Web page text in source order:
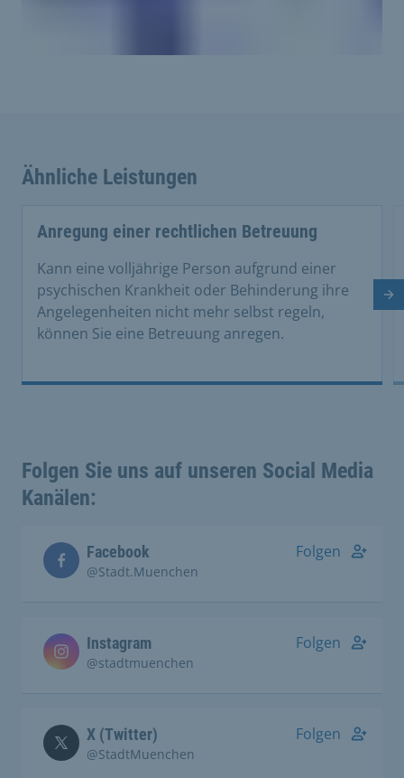
Ähnliche Leistungen
Anregung einer rechtlichen Betreuung
Kann eine volljährige Person aufgrund einer
psychischen Krankheit oder Behinderung ihre
Angelegenheiten nicht mehr selbst regeln,
können Sie eine Betreuung anregen.
Folgen Sie uns auf unseren Social Media
Kanälen:
Facebook
@Stadt.Muenchen
Folgen
Instagram
@stadtmuenchen
Folgen
X (Twitter)
@StadtMuenchen
Folgen